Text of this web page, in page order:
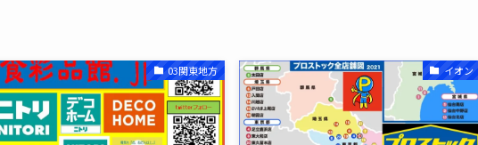
03関東地方 イオン